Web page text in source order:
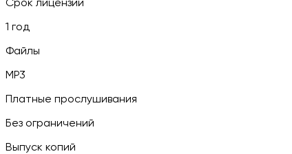
Срок лицензии
1 год
Файлы
MP3
Платные прослушивания
Без ограничений
Выпуск копий